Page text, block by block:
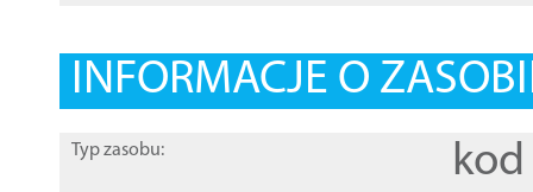
INFORMACJE O
Typ zasobu: kod